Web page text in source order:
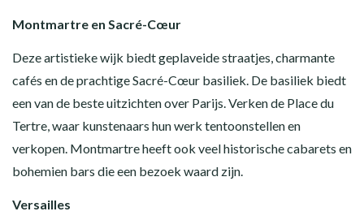
Montmartre en Sacré-Cœur
Deze artistieke wijk biedt geplaveide straatjes, charmante
cafés en de prachtige Sacré-Cœur basiliek. De basiliek biedt
een van de beste uitzichten over Parijs. Verken de Place du
Tertre, waar kunstenaars hun werk tentoonstellen en
verkopen. Montmartre heeft ook veel historische cabarets en
bohemien bars die een bezoek waard zijn.
Versailles